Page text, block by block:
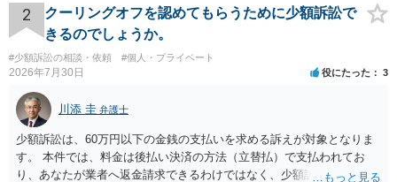
し、やむを得ず、返還金23万円及びこれに対する遅延損害金の支払い
を求める民事訴訟、支払督促その他必要な法的手続を直ちに講じま
す。 その際には、訴訟に要する費用その他法令上認められる金員につ
いても併せて請求する予定ですので、あらかじめ申し添えます。 本件
は、貴殿自らが契約を解約したことによって生じた返還義務の履行を
求めるものにすぎません。貴殿の仕入先との取引関係や返金時期など
の内部事情は、私に対する返還義務の発生や履行時期には何ら影響を
及ぼすものではありません。 これ以上、本件の解決を不必要に遅延さ
せることなく、誠意をもって速やかに返金手続を履行されるよう、強
く求めます。 以上
2
クーリングオフを認めてもらうために少額訴訟で
きるのでしょうか。
#少額訴訟の相談・依頼 #個人・プライベート
2026年7月30日 役にたった 3
川添 圭 弁護士
少額訴訟は、60万円以下の金銭の支払いを求める訴えが対象となりま
す。 本件では、料金は後払い決済の方法（立替払）で支払われてお
り、あなたが業者へ返金請求できるわけではなく、少額訴訟は使えな